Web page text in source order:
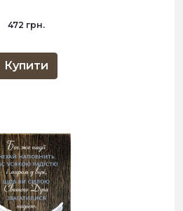
472 грн.
Купити